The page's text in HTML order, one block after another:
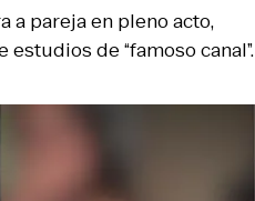
a pareja en pleno acto,
de “famoso canal”.